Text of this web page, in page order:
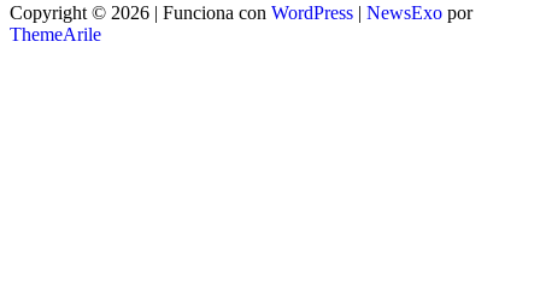
Copyright © 2026 | Funciona con WordPress | NewsExo por
ThemeArile